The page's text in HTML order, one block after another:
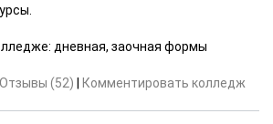
дневная, заочная формы
Отзывы (52)
Комментировать колледж